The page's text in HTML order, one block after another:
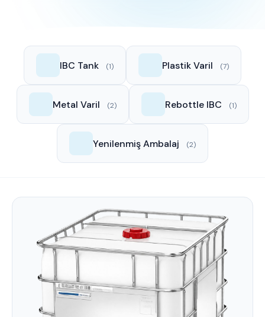
IBC Tank (1) Plastik Varil (7)
Metal Varil (2) Rebottle IBC (1)
Yenilenmiş Ambalaj (2)